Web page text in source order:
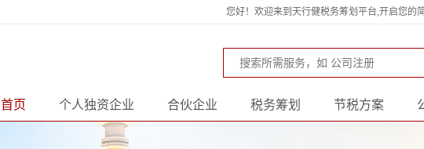
您好！欢迎来到天行健税务筹划平台,开启您的
节税方案
税务筹划
合伙企业
个人独资企业
首页